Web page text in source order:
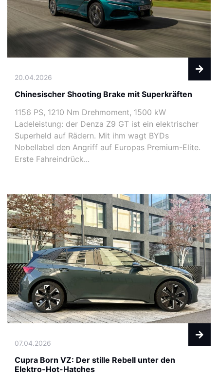
20.04.2026
Chinesischer Shooting Brake mit Superkräften
1156 PS, 1210 Nm Drehmoment, 1500 kW
Ladeleistung: der Denza Z9 GT ist ein elektrischer
Superheld auf Rädern. Mit ihm wagt BYDs
Nobellabel den Angriff auf Europas Premium-Elite.
Erste Fahreindrück...
07.04.2026
Cupra Born VZ: Der stille Rebell unter den
Elektro-Hot-Hatches